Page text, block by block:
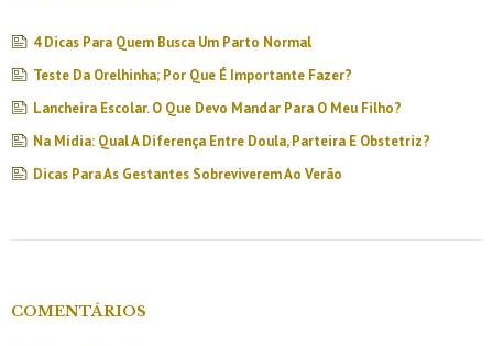
4 Dicas Para Quem Busca Um Parto Normal
Teste Da Orelhinha; Por Que É Importante Fazer?
Lancheira Escolar. O Que Devo Mandar Para O Meu Filho?
Na Mídia: Qual A Diferença Entre Doula, Parteira E Obstetriz?
Dicas Para As Gestantes Sobreviverem Ao Verão
COMENTÁRIOS